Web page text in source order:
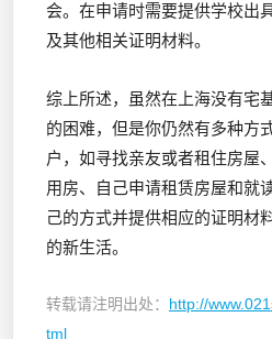
会。在申请时需要提供学校出
及其他相关证明材料。
综上所述，虽然在上海没有宅
的困难，但是你仍然有多种方
户，如寻找亲友或者租住房屋
用房、自己申请租赁房屋和就
己的方式并提供相应的证明材
的新生活。
转载请注明出处： http://
tml